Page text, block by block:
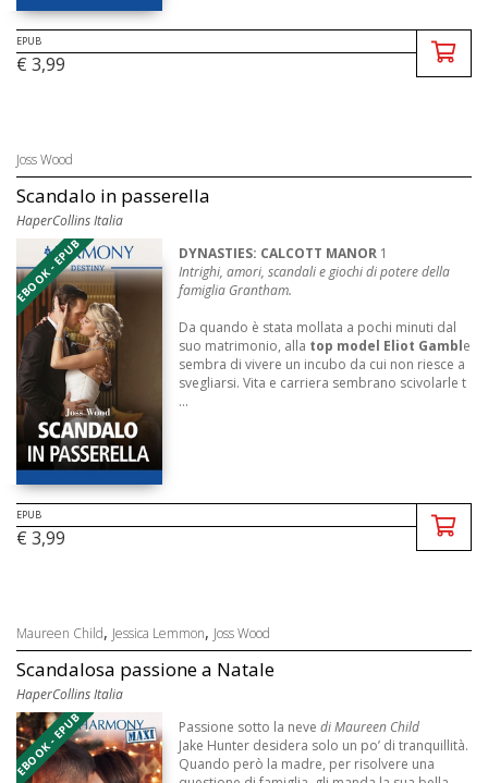
EPUB
€ 3,99
Joss Wood
Scandalo in passerella
HaperCollins Italia
EBOOK - EPUB DYNASTIES: CALCOTT MANOR 1
Intrighi, amori, scandali e giochi di potere della
famiglia Grantham.
Da quando è stata mollata a pochi minuti dal
suo matrimonio, alla top model Eliot Gamble
sembra di vivere un incubo da cui non riesce a
svegliarsi. Vita e carriera sembrano scivolarle t
...
EPUB
€ 3,99
Maureen Child, Jessica Lemmon, Joss Wood
Scandalosa passione a Natale
HaperCollins Italia
EBOOK - EPUB Passione sotto la nevedi Maureen Child
Jake Hunter desidera solo un po’ di tranquillità.
Quando però la madre, per risolvere una